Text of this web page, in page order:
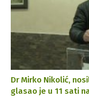
Dr Mirko Nikolić,
glasao je u 11 sati